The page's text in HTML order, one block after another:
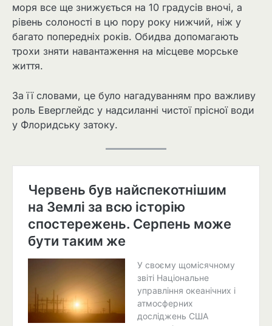
моря все ще знижується на 10 градусів вночі, а
рівень солоності в цю пору року нижчий, ніж у
багато попередніх років. Обидва допомагають
трохи зняти навантаження на місцеве морське
життя.
За її словами, це було нагадуванням про важливу
роль Еверглейдс у надсиланні чистої прісної води
у Флоридську затоку.